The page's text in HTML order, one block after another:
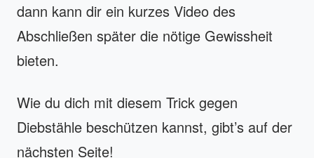
dann kann dir ein kurzes Video des
Abschließen später die nötige Gewissheit
bieten.
Wie du dich mit diesem Trick gegen
Diebstähle beschützen kannst, gibt’s auf der
nächsten Seite!